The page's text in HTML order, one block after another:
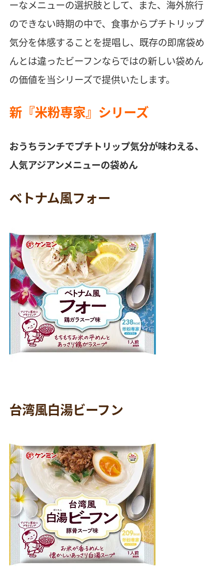
ーなメニューの選択肢として、また、海外旅行
のできない時期の中で、食事からプチトリップ
気分を体感することを提唱し、既存の即席袋め
んとは違ったビーフンならではの新しい袋めん
の価値を当シリーズで提供いたします。
新『米粉専家』シリーズ
おうちランチでプチトリップ気分が味わえる、
人気アジアンメニューの袋めん
ベトナム風フォー
台湾風白湯ビーフン